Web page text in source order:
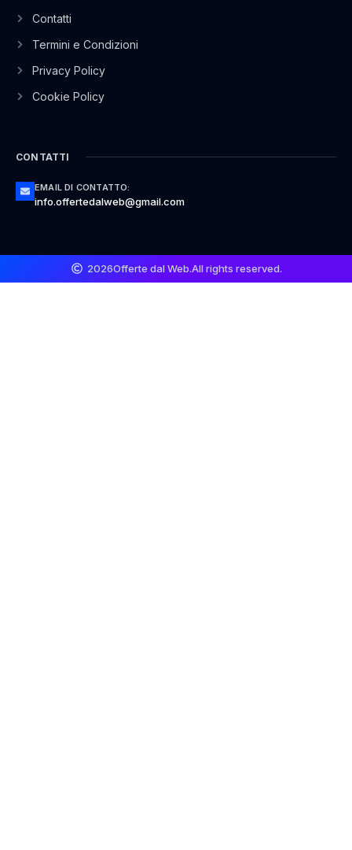
Contatti
Termini e Condizioni
Privacy Policy
Cookie Policy
CONTATTI
EMAIL DI CONTATTO:
info.offertedalweb@gmail.com
2026Offerte dal Web.All rights reserved.